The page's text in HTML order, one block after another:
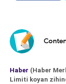
Haber (Haber
Limiti koyan